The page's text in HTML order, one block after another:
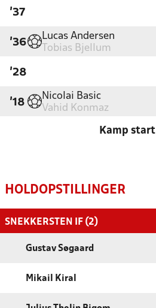
'37
'36
Lucas Andersen
Tobias Bjellum
'28
'18
Nicolai Basic
Vahid Konmaz
Kamp start
HOLDOPSTILLINGER
SNEKKERSTEN IF (2)
Gustav Søgaard
Mikail Kiral